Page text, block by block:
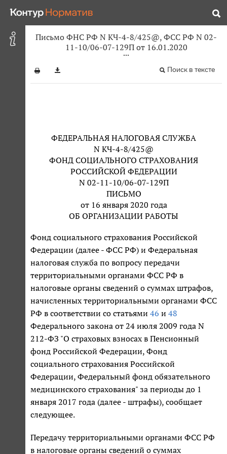
Письмо ФНС РФ N КЧ-4-8/425@, ФСС РФ N 02-
11-10/06-07-129П от 16.01.2020
Поиск в тексте
ФЕДЕРАЛЬНАЯ НАЛОГОВАЯ СЛУЖБА
N КЧ-4-8/425@
ФОНД СОЦИАЛЬНОГО СТРАХОВАНИЯ
РОССИЙСКОЙ ФЕДЕРАЦИИ
N 02-11-10/06-07-129П
ПИСЬМО
от 16 января 2020 года
ОБ ОРГАНИЗАЦИИ РАБОТЫ
Фонд социального страхования Российской
Федерации (далее - ФСС РФ) и Федеральная
налоговая служба по вопросу передачи
территориальными органами ФСС РФ в
налоговые органы сведений о суммах штрафов,
начисленных территориальными органами ФСС
РФ в соответствии со статьями 46 и 48
Федерального закона от 24 июля 2009 года N
212-ФЗ "О страховых взносах в Пенсионный
фонд Российской Федерации, Фонд
социального страхования Российской
Федерации, Федеральный фонд обязательного
медицинского страхования" за периоды до 1
января 2017 года (далее - штрафы), сообщает
следующее.
Передачу территориальными органами ФСС РФ
в налоговые органы сведений о суммах